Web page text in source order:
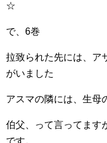
☆
で、6巻
拉致られた先には、ア
がいました
アスマの隣には、生母
伯父、って言ってます
です。